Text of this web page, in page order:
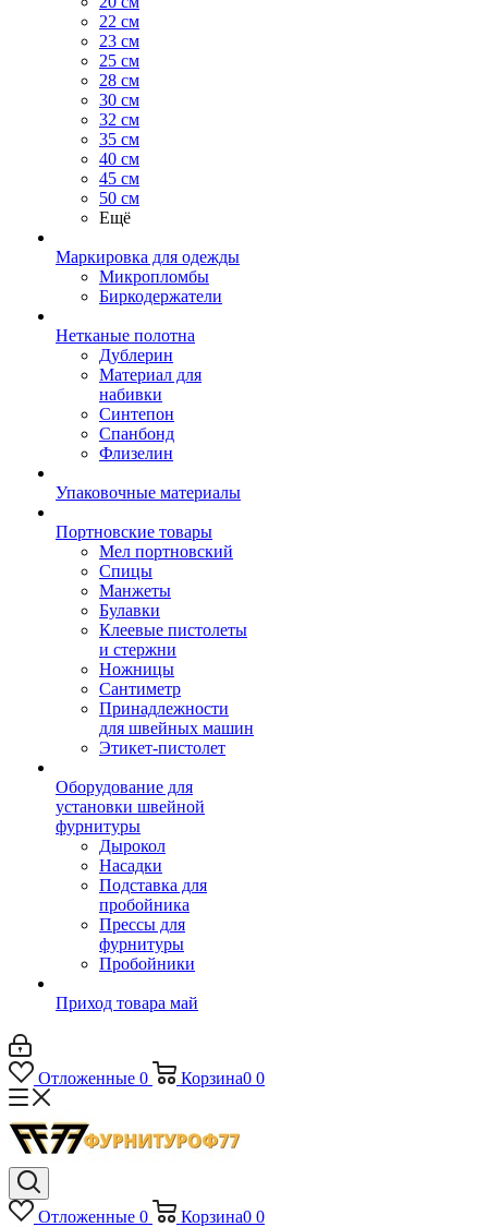
22 см
23 см
25 см
28 см
30 см
32 см
35 см
40 см
45 см
50 см
Ещё
Маркировка для одежды
Микропломбы
Биркодержатели
Нетканые полотна
Дублерин
Материал для
набивки
Синтепон
Спанбонд
Флизелин
Упаковочные материалы
Портновские товары
Мел портновский
Спицы
Манжеты
Булавки
Клеевые пистолеты
и стержни
Ножницы
Сантиметр
Принадлежности
для швейных машин
Этикет-пистолет
Оборудование для
установки швейной
фурнитуры
Дырокол
Насадки
Подставка для
пробойника
Прессы для
фурнитуры
Пробойники
Приход товара май
Отложенные 0 Корзина0 0
Отложенные 0 Корзина0 0